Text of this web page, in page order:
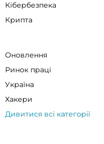
Кібербезпека
Крипта
Оновлення
Ринок праці
Україна
Хакери
Дивитися всі категорії